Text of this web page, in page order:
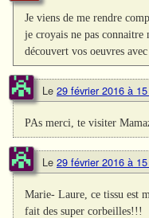
Je viens de me rendre
je croyais ne pas connaitre
découvert vos oeuvres
Le 29 février 2016 à
PAs merci, te visiter
Le 29 février 2016 à
Marie- Laure, ce tissu est
fait des super corbeilles!!!